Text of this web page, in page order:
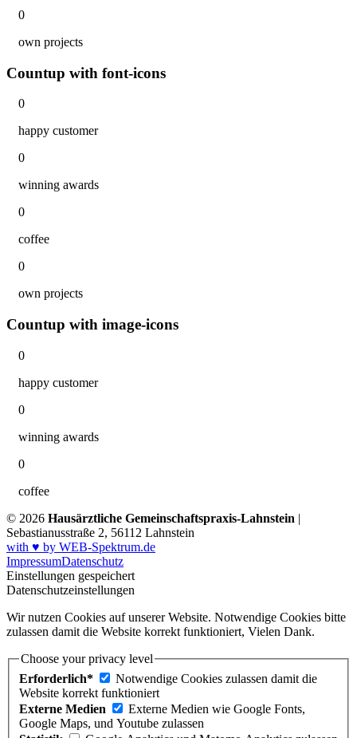
0
own projects
Countup with font-icons
0
happy customer
0
winning awards
0
coffee
0
own projects
Countup with image-icons
0
happy customer
0
winning awards
0
coffee
© 2026 Hausärztliche Gemeinschaftspraxis-Lahnstein |
Sebastianusstraße 2, 56112 Lahnstein
with ♥ by WEB-Spektrum.de
ImpressumDatenschutz
Einstellungen gespeichert
Datenschutzeinstellungen
Wir nutzen Cookies auf unserer Website. Notwendige Cookies bitte
zulassen damit die Website korrekt funktioniert, Vielen Dank.
Choose your privacy level
Erforderlich*
Notwendige Cookies zulassen damit die
Website korrekt funktioniert
Externe Medien
Externe Medien wie Google Fonts,
Google Maps, und Youtube zulassen